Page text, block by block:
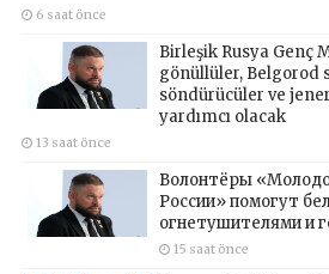
6 saat önce
Birleşik Rusya Genç
gönüllüler, Belgorod
söndürücüler ve
yardımcı olacak
13 saat önce
Волонтёры
России» помогут
огнетушителями и
15 saat önce